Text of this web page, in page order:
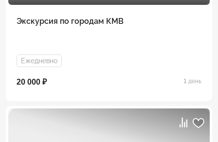
Экскурсия по городам КМВ
Ежедневно
20 000 ₽ 1 день